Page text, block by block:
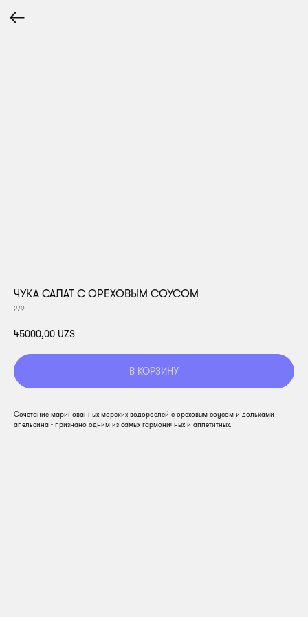
ЧУКА САЛАТ С ОРЕХОВЫМ СОУСОМ
279
45000,00 UZS
В КОРЗИНУ
Сочетание маринованных морских водорослей с ореховым соусом и дольками
апельсина - признано одним из самых гармоничных и аппетитных.